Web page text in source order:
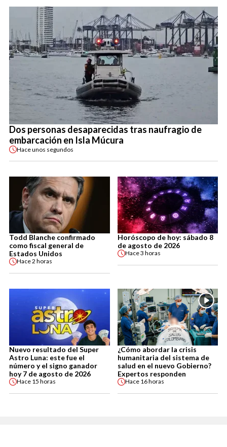
Dos personas desaparecidas tras naufragio de
embarcación en Isla Múcura
Haceunos segundos
Todd Blanche confirmado
como fiscal general de
Estados Unidos
Hace2 horas
Horóscopo de hoy: sábado 8
de agosto de 2026
Hace3 horas
Nuevo resultado del Super
Astro Luna: este fue el
número y el signo ganador
hoy 7 de agosto de 2026
Hace 15 horas
¿Cómo abordar la crisis
humanitaria del sistema de
salud en el nuevo Gobierno?
Expertos responden
Hace 16 horas